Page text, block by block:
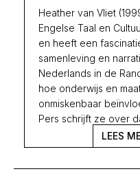
Heather van Vliet
Engelse Taal en
en heeft een
samenleving en
Nederlands in de
hoe onderwijs en
onmiskenbaar
Pers schrijft ze over
LEES